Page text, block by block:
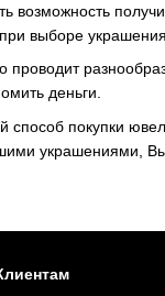
выборе украшения.
проводит
деньги.
способ покупки
украшениями,